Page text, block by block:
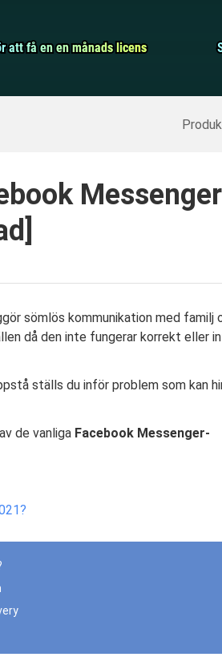
att få en en månads licens
att få en en månads licens
IPhone Backup>>
sömlös kommunikation med familj
då den inte fungerar korrekt eller
ställs du inför problem som kan
de vanliga Facebook Messenger-